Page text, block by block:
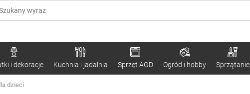
i dekoracje Kuchnia i jadalnia Sprzęt AGD Ogród i hobby Sprzątanie
dzieci